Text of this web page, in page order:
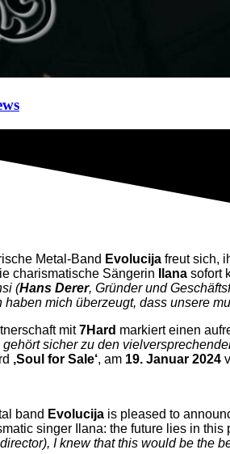
Metal-Band Evolucija freut sich,
charismatische Sängerin
Ilana sofort
(Hans Derer, Gründer und
haben mich überzeugt, dass unsere
mit7Hard markiert einen
gehört sicher zu den
‚Soul for Sale‘, am 19. Januar 2024
band Evolucija is pleased to
singer Ilana: the future lies in this
I knew that this would be the